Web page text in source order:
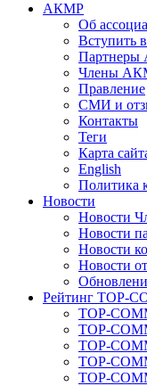
АКМР
Об
Вступить
Члены
Правление
СМИ и
Контакты
Теги
Карта
English
Политика
Новости
Новости
Новости
Новости
Новости
Рейтинг TOP-
TOP-
TOP-
TOP-
TOP-
TOP-